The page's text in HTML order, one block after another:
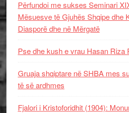
Përfundoi me sukses Seminari
Mësuesve të Gjuhës Shqipe dhe
Diasporë dhe në Mërgatë
Pse dhe kush e vrau Hasan Riza
Gruaja shqiptare në SHBA mes
të së ardhmes
Fjalori i Kristoforidhit (1904):